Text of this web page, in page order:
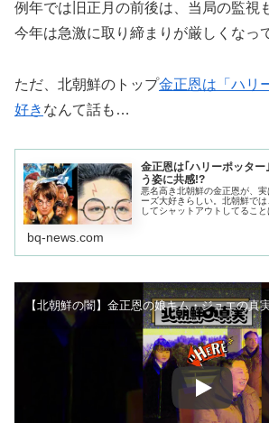
例年では旧正月の前後は、当局の監視
今年は急激に取り締まりが厳しくなっ
ただ、北朝鮮のトップ金正恩は「ハリ
好き なんて話も…
金正恩は｢ハリーポッタ
う姿に共感!?
悪名高き北朝鮮の金正恩が、
ーズ大好きらしい。北朝鮮で
してシャットアウトしてるこ
bq-news.com
【北朝鮮の闇】金正恩の娘キム・ジュエの真